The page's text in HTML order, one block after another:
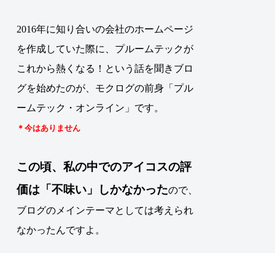
2016年に知り合いの会社のホームページ
を作成していた際に、プルームテックが
これから熱くなる！という話を聞きブロ
グを始めたのが、モクログの前身「プル
ームテック・オンライン」です。
＊今はありません
この頃、私の中でのアイコスの評
価は「不味い」しかなかったので、
ブログのメインテーマとしては考えられ
なかったんですよ。